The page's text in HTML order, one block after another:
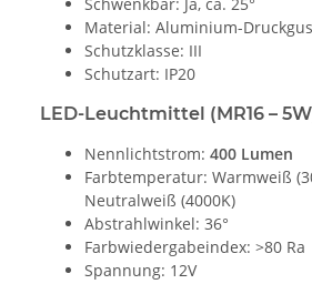
Material: Aluminium-
Schutzklasse: III
Schutzart: IP20
LED-Leuchtmittel (MR16 –
Nennlichtstrom: 400 Lumen
Farbtemperatur: Warmweiß
Neutralweiß (4000K)
Abstrahlwinkel: 36°
Farbwiedergabeindex: >80 Ra
Spannung: 12V